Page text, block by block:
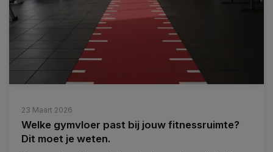
23 Maart 2026
Welke gymvloer past bij jouw fitnessruimte?
Dit moet je weten.